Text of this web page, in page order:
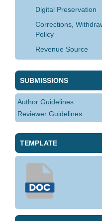
Digital Preservation
Corrections,
Policy
Revenue Source
SUBMISSIONS
Author Guidelines
Reviewer Guidelines
TEMPLATE